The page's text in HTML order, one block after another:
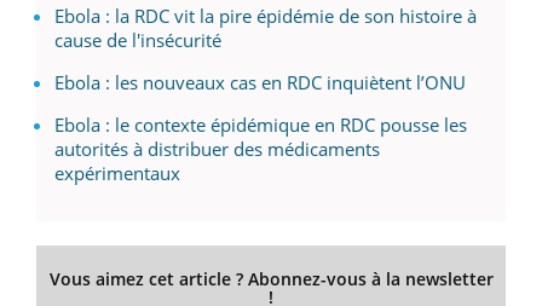
Ebola : la RDC vit la pire épidémie de son histoire à
cause de l'insécurité
Ebola : les nouveaux cas en RDC inquiètent l’ONU
Ebola : le contexte épidémique en RDC pousse les
autorités à distribuer des médicaments
expérimentaux
Vous aimez cet article ? Abonnez-vous à la newsletter
!